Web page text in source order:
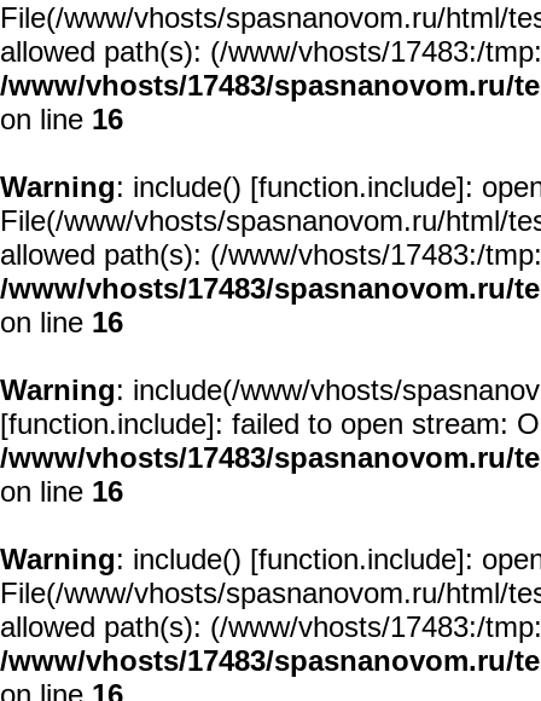
File(/www/vhosts/spasnanovom.ru/html/
allowed path(s): (/www/vhosts/17483:/
/www/vhosts/17483/spasnanovom.ru/
on line 16
Warning: include() [function.include]:
File(/www/vhosts/spasnanovom.ru/html/
allowed path(s): (/www/vhosts/17483:/
/www/vhosts/17483/spasnanovom.ru/
on line 16
Warning: include(/www/vhosts/
[function.include]: failed to open stream:
/www/vhosts/17483/spasnanovom.ru/
on line 16
Warning: include() [function.include]:
File(/www/vhosts/spasnanovom.ru/html/
allowed path(s): (/www/vhosts/17483:/
/www/vhosts/17483/spasnanovom.ru/